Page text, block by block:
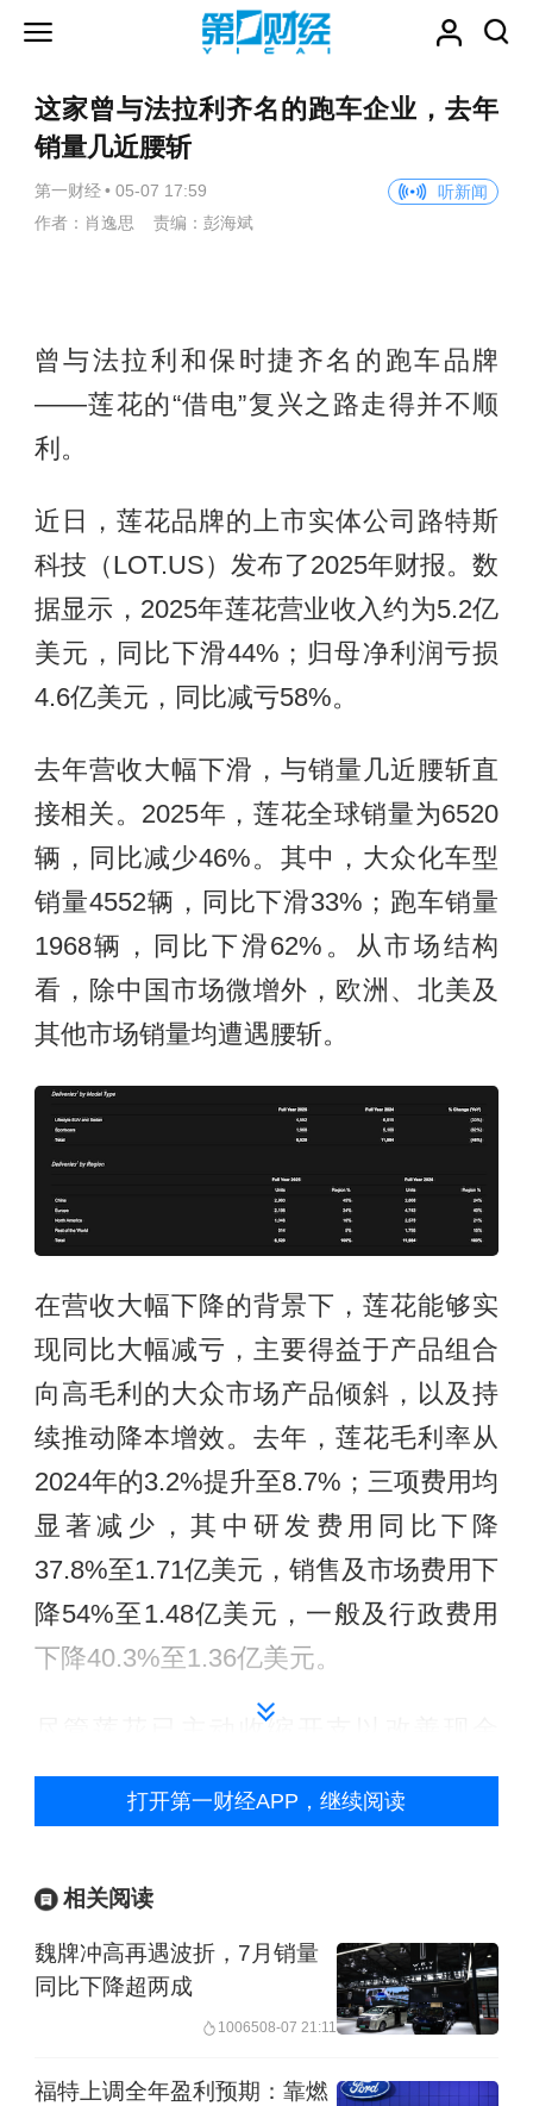
这家曾与法拉利齐名的跑车企业，去年
销量几近腰斩
第一财经 • 05-07 17:59
听新闻
作者：肖逸思 责编：彭海斌
曾与法拉利和保时捷齐名的跑车品牌
——莲花的“借电”复兴之路走得并不顺
利。
近日，莲花品牌的上市实体公司路特斯
科技（LOT.US）发布了2025年财报。数
据显示，2025年莲花营业收入约为5.2亿
美元，同比下滑44%；归母净利润亏损
4.6亿美元，同比减亏58%。
去年营收大幅下滑，与销量几近腰斩直
接相关。2025年，莲花全球销量为6520
辆，同比减少46%。其中，大众化车型
销量4552辆，同比下滑33%；跑车销量
1968辆，同比下滑62%。从市场结构
看，除中国市场微增外，欧洲、北美及
其他市场销量均遭遇腰斩。
在营收大幅下降的背景下，莲花能够实
现同比大幅减亏，主要得益于产品组合
向高毛利的大众市场产品倾斜，以及持
续推动降本增效。去年，莲花毛利率从
2024年的3.2%提升至8.7%；三项费用均
显著减少，其中研发费用同比下降
37.8%至1.71亿美元，销售及市场费用下
降54%至1.48亿美元，一般及行政费用
下降40.3%至1.36亿美元。
尽管莲花已主动收缩开支以改善现金
流，但其财务状况依然不容乐观。持续
的亏损已使公司长期资不抵债，2021年
民币210亿元），连续4年处于资不抵债
状态。同时，莲花经营活动产生的现金
流量净额长期为负，流动性压力尤为突
出：2025年流动负债近24亿美元，而流
动资产仅9.1亿美元。
打开第一财经APP，继续阅读
相关阅读
魏牌冲高再遇波折，7月销量
同比下降超两成
1006508-07 21:11
福特上调全年盈利预期：靠燃